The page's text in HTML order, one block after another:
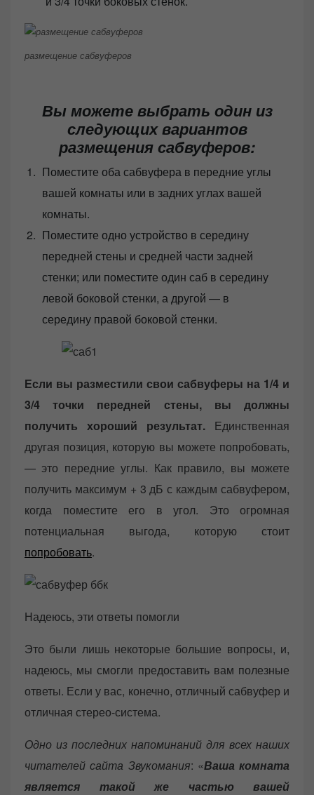
размещение сабвуферов
Вы можете выбрать один из
следующих вариантов
размещения сабвуферов:
Поместите оба сабвуфера в передние углы
вашей комнаты или в задних углах вашей
комнаты.
Поместите одно устройство в середину
передней стены и средней части задней
стенки; или поместите один саб в середину
левой боковой стенки, а другой — в
середину правой боковой стенки.
Если вы разместили свои сабвуферы на 1/4 и
3/4 точки передней стены, вы должны
получить хороший результат. Единственная
другая позиция, которую вы можете попробовать,
— это передние углы. Как правило, вы можете
получить максимум + 3 дБ с каждым сабвуфером,
когда поместите его в угол. Это огромная
потенциальная выгода, которую стоит
попробовать.
Надеюсь, эти ответы помогли
Это были лишь некоторые большие вопросы, и,
надеюсь, мы смогли предоставить вам полезные
ответы. Если у вас, конечно, отличный сабвуфер и
отличная стерео-система.
Одно из последних напоминаний для всех наших
читателей сайта Звукомания: «Ваша комната
является такой же частью вашей